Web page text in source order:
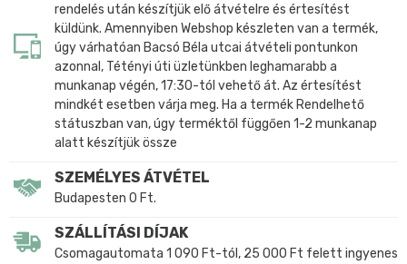
rendelés után készítjük elő átvételre és értesítést
küldünk. Amennyiben Webshop készleten van a termék,
úgy várhatóan Bacsó Béla utcai átvételi pontunkon
azonnal, Tétényi úti üzletünkben leghamarabb a
munkanap végén, 17:30-tól vehető át. Az értesítést
mindkét esetben várja meg. Ha a termék Rendelhető
státuszban van, úgy terméktől függően 1-2 munkanap
alatt készítjük össze
SZEMÉLYES ÁTVÉTEL
Budapesten 0 Ft.
SZÁLLÍTÁSI DÍJAK
Csomagautomata 1 090 Ft-tól, 25 000 Ft felett ingyenes